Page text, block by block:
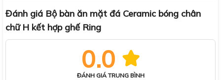
Đánh giá Bộ bàn ăn mặt đá Ceramic bóng chân
chữ H kết hợp ghế Ring
0.0
ĐÁNH GIÁ TRUNG BÌNH